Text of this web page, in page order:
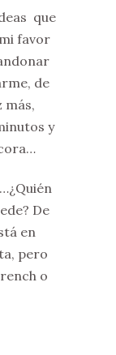
que
favor
de
más,
y
De
en
pero
o